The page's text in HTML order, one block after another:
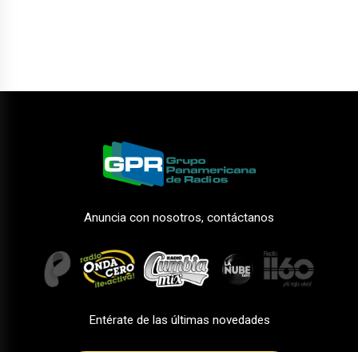
Anuncia con nosotros, contáctanos
Entérate de las últimas novedades